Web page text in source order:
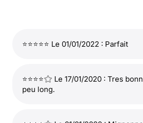
⭐⭐⭐⭐⭐ Le 01/01/2022 : Parfait
⭐⭐⭐⭐
Le 17/01/2020 : Tres
peu long.